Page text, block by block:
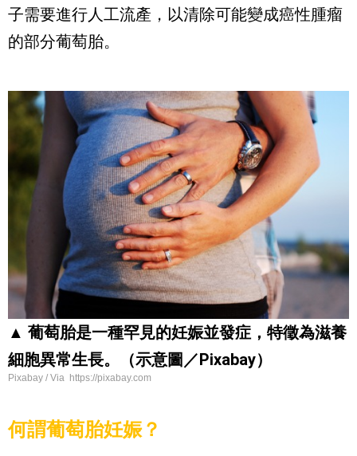
子需要進行人工流產，以清除可能變成癌性腫瘤
的部分葡萄胎。
▲ 葡萄胎是一種罕見的妊娠並發症，特徵為滋養
細胞異常生長。（示意圖／Pixabay）
Pixabay / Via https://pixabay.com
何謂葡萄胎妊娠？